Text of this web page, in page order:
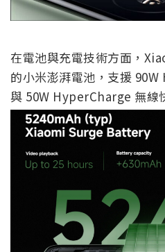
在電池與充電技術方面，
的小米澎湃電池，支援
與 50W HyperCharge 無線